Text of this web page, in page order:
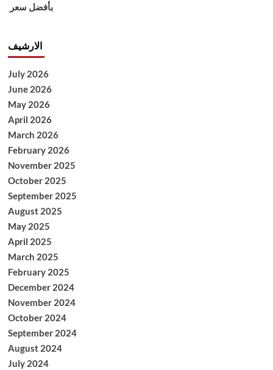
بأفضل سعر
الارشيف
July 2026
June 2026
May 2026
April 2026
March 2026
February 2026
November 2025
October 2025
September 2025
August 2025
May 2025
April 2025
March 2025
February 2025
December 2024
November 2024
October 2024
September 2024
August 2024
July 2024